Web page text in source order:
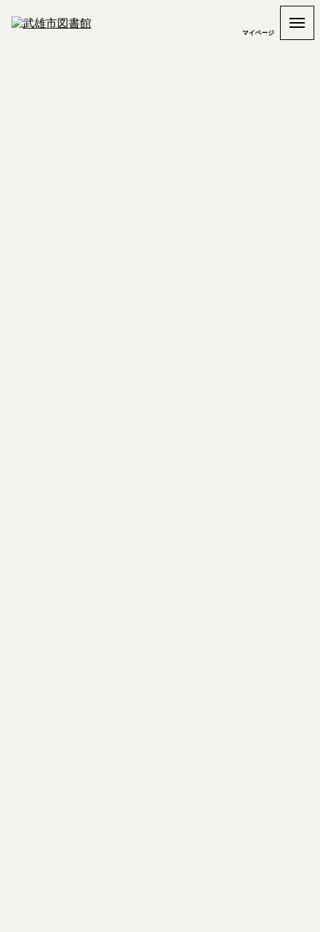
マイページ